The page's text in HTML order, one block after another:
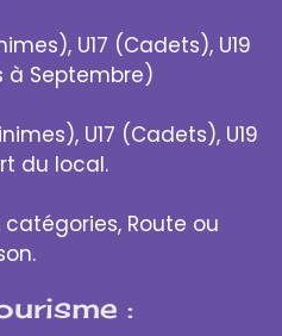
U17 (Cadets), U19
à Septembre)
U17 (Cadets), U19
du local.
Route ou
: